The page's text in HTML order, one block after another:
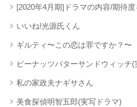
[2020年4月期]ドラマの内容/期待
いいね!光源氏くん
ギルティ〜この恋は罪ですか？〜
ピーナッツバターサンドウィッチ(
私の家政夫ナギサさん
美食探偵明智五郎(実写ドラマ)